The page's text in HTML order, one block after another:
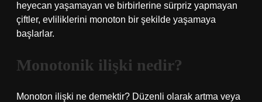
heyecan yaşamayan ve birbirlerine sürpriz yapmayan
çiftler, evliliklerini monoton bir şekilde yaşamaya
başlarlar.
Monotonik ilişki nedir?
Monoton ilişki ne demektir? Düzenli olarak artma veya